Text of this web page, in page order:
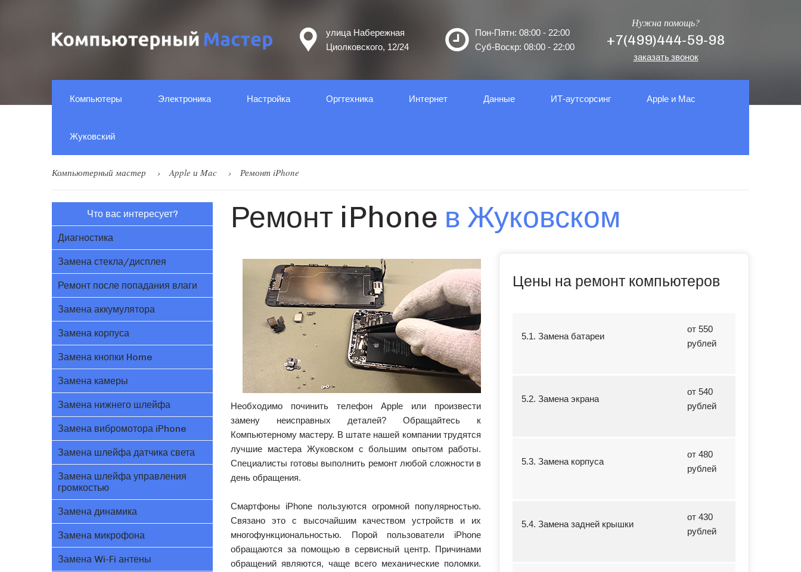
улица Набережная
Циолковского, 12/24
Пон-Пятн: 08:00 - 22:00
Суб-Воскр: 08:00 - 22:00
Нужна помощь?
+7(499)444-59-98
заказать звонок
Компьютеры Электроника Настройка Оргтеxника Интернет Данные ИТ-аутсорсинг Apple и Mac
Жуковский
Компьютерный мастер Apple и Mac Ремонт iPhone
Что вас интересует?
Диагностика
Замена стекла/дисплея
Ремонт после попадания влаги
Замена аккумулятора
Замена корпуса
Замена кнопки Home
Замена камеры
Замена нижнего шлейфа
Замена вибромотора iPhone
Замена шлейфа датчика света
Замена шлейфа управления
громкостью
Замена динамика
Замена микрофона
Замена Wi-Fi антены
Ремонт iPhone в Жуковском
Необходимо починить телефон Apple или произвести
замену неисправных деталей? Обращайтесь к
Компьютерному мастеру. В штате нашей компании трудятся
лучшие мастера Жуковском с большим опытом работы.
Специалисты готовы выполнить ремонт любой сложности в
день обращения.
Смартфоны iPhone пользуются огромной популярностью.
Связано это с высочайшим качеством устройств и их
многофункциональностью. Порой пользователи iPhone
обращаются за помощью в сервисный центр. Причинами
обращений являются, чаще всего механические поломки.
Цены на ремонт компьютеров
5.1. Замена батареи
от 550
рублей
5.2. Замена экрана
от 540
рублей
5.3. Замена корпуса
от 480
рублей
5.4. Замена задней крышки
от 430
рублей